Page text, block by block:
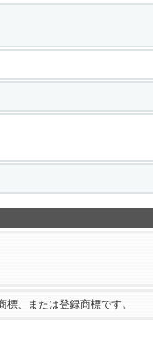
、または登録商標です。